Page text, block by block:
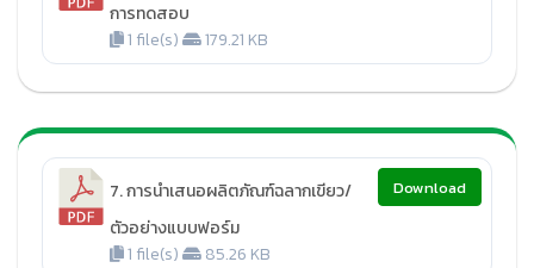
การทดสอบ
1 file(s)
179.21 KB
7. การนำเสนอผลิตภัณฑ์ฉลากเขียว/
ตัวอย่างแบบฟอร์ม
1 file(s)
85.26 KB
Download